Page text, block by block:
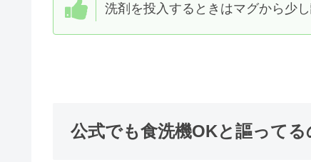
洗剤を投入するときはマグから少
公式でも食洗機OKと謳って